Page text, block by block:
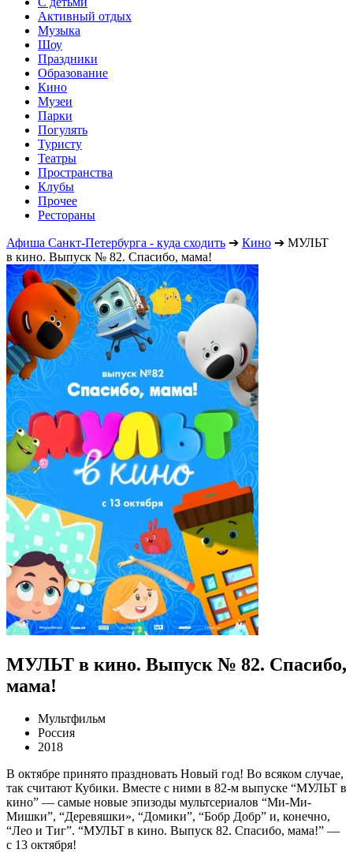
Активный отдых
Музыка
Шоу
Праздники
Образование
Кино
Музеи
Парки
Погулять
Туристу
Театры
Пространства
Клубы
Прочее
Рестораны
Афиша Санкт-Петербурга - куда сходить ➔ Кино ➔ МУЛЬТ
в кино. Выпуск № 82. Спасибо, мама!
МУЛЬТ в кино. Выпуск № 82. Спасибо,
мама!
Мультфильм
Россия
2018
В октябре принято праздновать Новый год! Во всяком случае,
так считают Кубики. Вместе с ними в 82-м выпуске “МУЛЬТ в
кино” — самые новые эпизоды мультсериалов “Ми-Ми-
Мишки”, “Деревяшки», “Домики”, “Бобр Добр” и, конечно,
“Лео и Тиг”. “МУЛЬТ в кино. Выпуск 82. Спасибо, мама!” —
с 13 октября!